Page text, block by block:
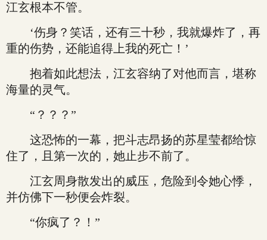
江玄根本不管。
‘伤身？笑话，还有三十秒，我就爆炸了，再
重的伤势，还能追得上我的死亡！’
抱着如此想法，江玄容纳了对他而言，堪称
海量的灵气。
“？？？”
这恐怖的一幕，把斗志昂扬的苏星莹都给惊
住了，且第一次的，她止步不前了。
江玄周身散发出的威压，危险到令她心悸，
并仿佛下一秒便会炸裂。
“你疯了？！”